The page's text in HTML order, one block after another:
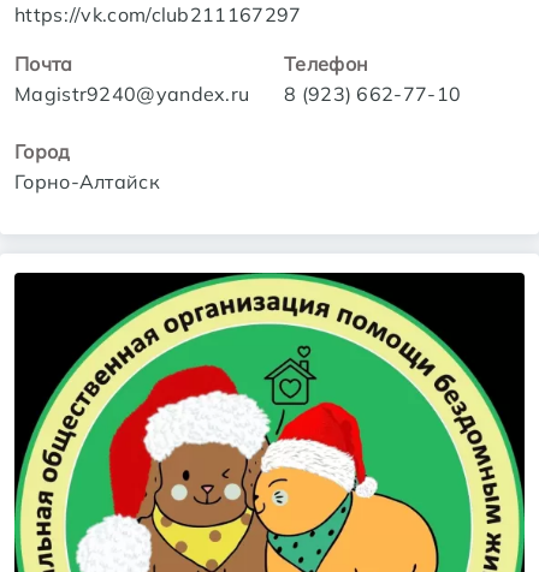
https://vk.com/club211167297
Почта
Magistr9240@yandex.ru
Телефон
8 (923) 662-77-10
Город
Горно-Алтайск